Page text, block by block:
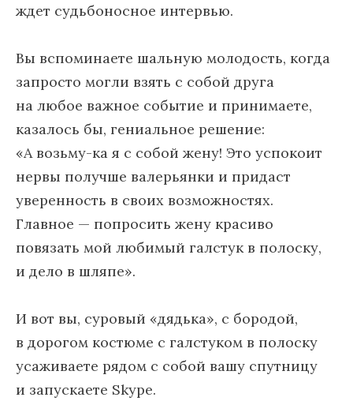
ждет судьбоносное интервью.
Вы вспоминаете шальную молодость, когда
запросто могли взять с собой друга
на любое важное событие и принимаете,
казалось бы, гениальное решение:
«А возьму-ка я с собой жену! Это успокоит
нервы получше валерьянки и придаст
уверенность в своих возможностях.
Главное — попросить жену красиво
повязать мой любимый галстук в полоску,
и дело в шляпе».
И вот вы, суровый «дядька», с бородой,
в дорогом костюме с галстуком в полоску
усаживаете рядом с собой вашу спутницу
и запускаете Skype.